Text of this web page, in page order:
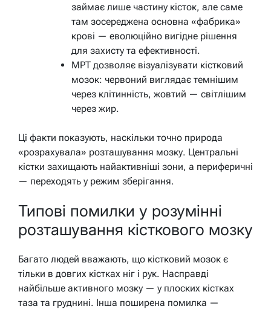
займає лише частину кісток, але саме
там зосереджена основна «фабрика»
крові — еволюційно вигідне рішення
для захисту та ефективності.
МРТ дозволяє візуалізувати кістковий
мозок: червоний виглядає темнішим
через клітинність, жовтий — світлішим
через жир.
Ці факти показують, наскільки точно природа
«розрахувала» розташування мозку. Центральні
кістки захищають найактивніші зони, а периферичні
— переходять у режим зберігання.
Типові помилки у розумінні
розташування кісткового мозку
Багато людей вважають, що кістковий мозок є
тільки в довгих кістках ніг і рук. Насправді
найбільше активного мозку — у плоских кістках
таза та груднині. Інша поширена помилка —